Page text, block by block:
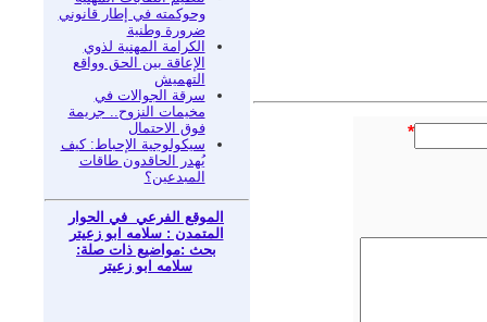
وحوكمته في إطار قانوني
ضرورة وطنية
الكرامة المهنية لذوي
الإعاقة بين الحق وواقع
التهميش
سرقة الجوالات في
مخيمات النزوح.. جريمة
فوق الاحتمال
سيكولوجية الإحباط: كيف
يُهدر الحاقدون طاقات
المبدعين؟
الموقع الفرعي في الحوار
المتمدن : سلامه ابو زعيتر
بحث :مواضيع ذات صلة:
سلامه ابو زعيتر
*